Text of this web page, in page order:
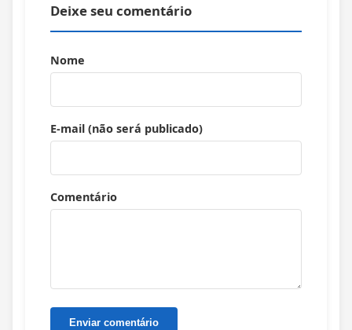
Deixe seu comentário
Nome
E-mail (não será publicado)
Comentário